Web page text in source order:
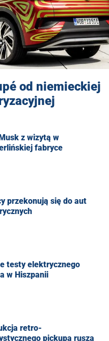
od niemieckiej
z wizytą w
fabryce
przekonują się do aut
testy elektrycznego
w Hiszpanii
retro-
pickupa rusza